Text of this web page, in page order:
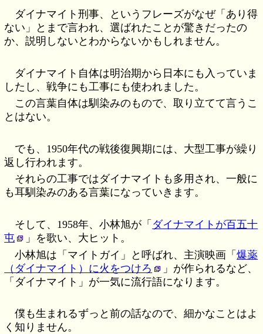
ダイナマイト刑事、というフレーズがなぜ「あり得
ない」とまで言われ、選ばれたことが驚きだったの
か、説明しないとわからないかもしれません。
ダイナマイト自体は明治期から日本にも入っていま
したし、戦争にも工事にも使われました。
この言葉自体は馴染みのもので、取り立てて言うこ
とはない。
でも、1950年代の戦後復興期には、大型工事が繰り
返し行われます。
それらの工事ではダイナマイトも多用され、一般に
も耳馴染みのある言葉になっていきます。
そして、1958年、小林旭が「 ダイナマイトが百五十
屯
」を歌い、大ヒット。
小林旭は「マイトガイ」と呼ばれ、主演映画「爆薬
（ダイナマイト）に火をつけろ
」が作られるなど、
「ダイナマイト」が一気に流行語になります。
僕も生まれるずっと前の話なので、細かなことはよ
く知りません。